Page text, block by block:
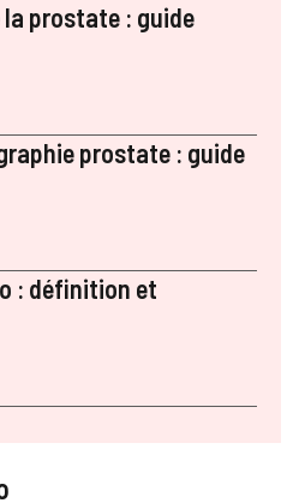
prostate : guide
prostate : guide
: définition et